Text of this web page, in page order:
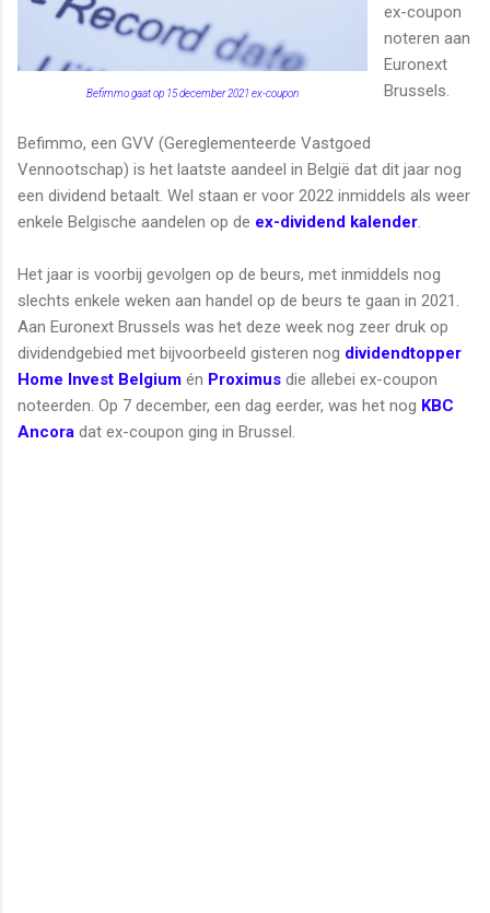
Befimmo gaat op 15 december 2021 ex-coupon
ex-coupon
noteren aan
Euronext
Brussels.
Befimmo, een GVV (Gereglementeerde Vastgoed
Vennootschap) is het laatste aandeel in België dat dit jaar nog
een dividend betaalt. Wel staan er voor 2022 inmiddels als weer
enkele Belgische aandelen op de ex-dividend kalender
Het jaar is voorbij gevolgen op de beurs, met inmiddels nog
slechts enkele weken aan handel op de beurs te gaan in 2021.
Aan Euronext Brussels was het deze week nog zeer druk op
dividendgebied met bijvoorbeeld gisteren nog dividendtopper
Home Invest Belgium én Proximus die allebei ex-coupon
noteerden. Op 7 december, een dag eerder, was het nog KBC
Ancora dat ex-coupon ging in Brussel.